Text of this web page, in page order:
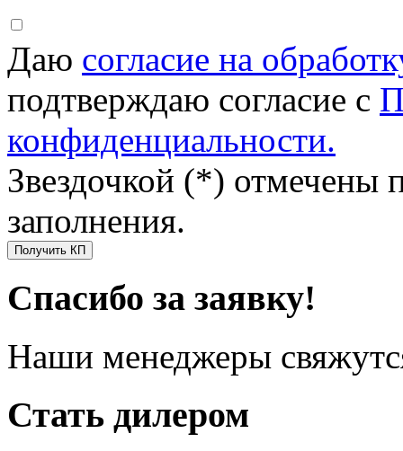
Даю согласие на
подтверждаю согласие с
конфиденциальности.
Звездочкой (*) отмечены
заполнения.
Получить КП
Спасибо за заявку!
Наши менеджеры
Стать дилером